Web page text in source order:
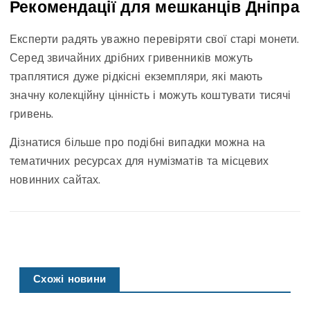
Рекомендації для мешканців Дніпра
Експерти радять уважно перевіряти свої старі монети.
Серед звичайних дрібних гривенників можуть
траплятися дуже рідкісні екземпляри, які мають
значну колекційну цінність і можуть коштувати тисячі
гривень.
Дізнатися більше про подібні випадки можна на
тематичних ресурсах для нумізматів та місцевих
новинних сайтах.
Схожі новини